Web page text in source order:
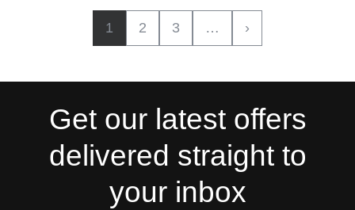
1 2 3 … ›
Get our latest offers
delivered straight to
your inbox